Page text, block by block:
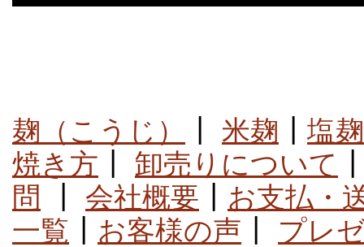
麹（こうじ） 米麹
塩麹
焼き方
卸売りについて
問
会社概要
お支払・
一覧
お客様の声 プレ